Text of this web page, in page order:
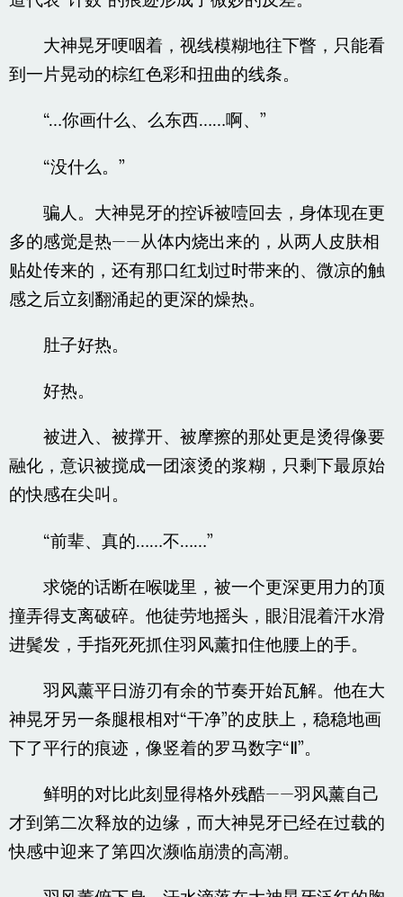
大神晃牙哽咽着，视线模糊地往下瞥，只能看
到一片晃动的棕红色彩和扭曲的线条。
“…你画什么、么东西……啊、”
“没什么。”
骗人。大神晃牙的控诉被噎回去，身体现在更
多的感觉是热——从体内烧出来的，从两人皮肤相
贴处传来的，还有那口红划过时带来的、微凉的触
感之后立刻翻涌起的更深的燥热。
肚子好热。
好热。
被进入、被撑开、被摩擦的那处更是烫得像要
融化，意识被搅成一团滚烫的浆糊，只剩下最原始
的快感在尖叫。
“前辈、真的……不……”
求饶的话断在喉咙里，被一个更深更用力的顶
撞弄得支离破碎。他徒劳地摇头，眼泪混着汗水滑
进鬓发，手指死死抓住羽风薰扣住他腰上的手。
羽风薰平日游刃有余的节奏开始瓦解。他在大
神晃牙另一条腿根相对“干净”的皮肤上，稳稳地画
下了平行的痕迹，像竖着的罗马数字“Ⅱ”。
鲜明的对比此刻显得格外残酷——羽风薰自己
才到第二次释放的边缘，而大神晃牙已经在过载的
快感中迎来了第四次濒临崩溃的高潮。